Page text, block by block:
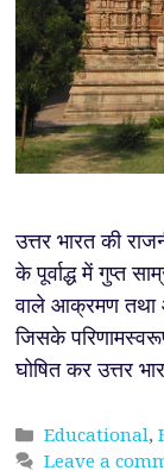
उत्तर भारत की
के पूर्वाद्ध में गुप्त
वाले आक्रमण तथा
जिसके
घोषित कर उत्तर
Categories
Educational,
Leave a